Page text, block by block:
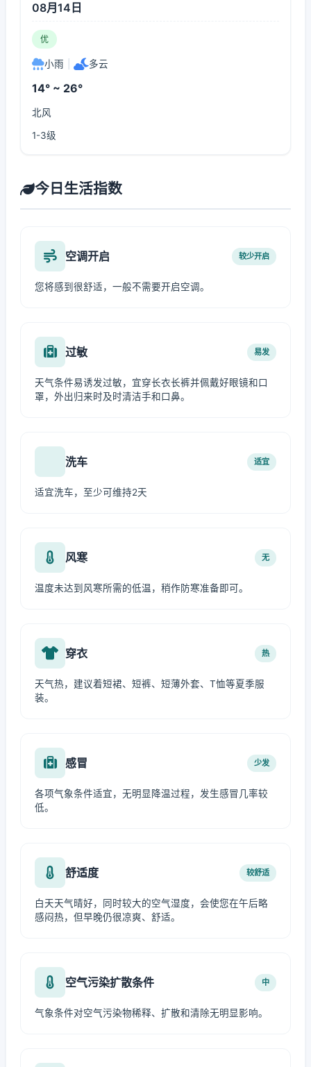
08月14日
优
小雨 多云
14° ~ 26°
北风
1-3级
今日生活指数
空调开启 较少开启
您将感到很舒适，一般不需要开启空调。
过敏 易发
天气条件易诱发过敏，宜穿长衣长裤并佩戴好眼镜和口
罩，外出归来时及时清洁手和口鼻。
洗车 适宜
适宜洗车，至少可维持2天
风寒 无
温度未达到风寒所需的低温，稍作防寒准备即可。
穿衣 热
天气热，建议着短裙、短裤、短薄外套、T恤等夏季服
装。
感冒 少发
各项气象条件适宜，无明显降温过程，发生感冒几率较
低。
舒适度 较舒适
白天天气晴好，同时较大的空气湿度，会使您在午后略
感闷热，但早晚仍很凉爽、舒适。
空气污染扩散条件 中
气象条件对空气污染物稀释、扩散和清除无明显影响。